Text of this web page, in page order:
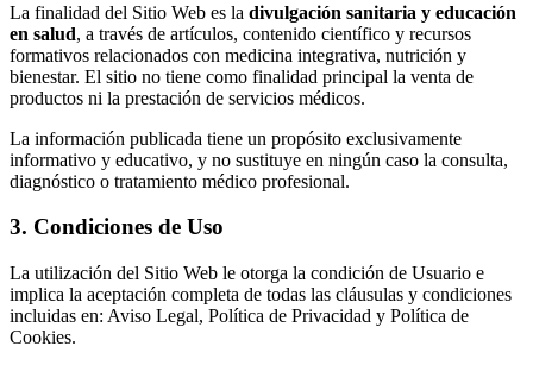
La finalidad del Sitio Web es la divulgación sanitaria y educación
en salud, a través de artículos, contenido científico y recursos
formativos relacionados con medicina integrativa, nutrición y
bienestar. El sitio no tiene como finalidad principal la venta de
productos ni la prestación de servicios médicos.
La información publicada tiene un propósito exclusivamente
informativo y educativo, y no sustituye en ningún caso la consulta,
diagnóstico o tratamiento médico profesional.
3. Condiciones de Uso
La utilización del Sitio Web le otorga la condición de Usuario e
implica la aceptación completa de todas las cláusulas y condiciones
incluidas en: Aviso Legal, Política de Privacidad y Política de
Cookies.